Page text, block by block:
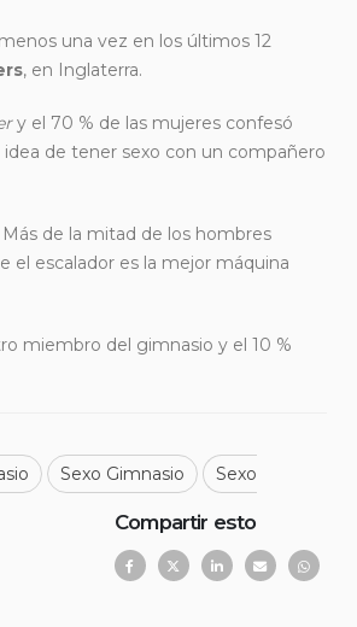
una vez en los últimos 12
, en Inglaterra.
y el 70 % de las mujeres confesó
de tener sexo con un compañero
de la mitad de los hombres
el escalador es la mejor máquina
miembro del gimnasio y el 10 %
Sexo Gimnasio Sexo
Compartir esto